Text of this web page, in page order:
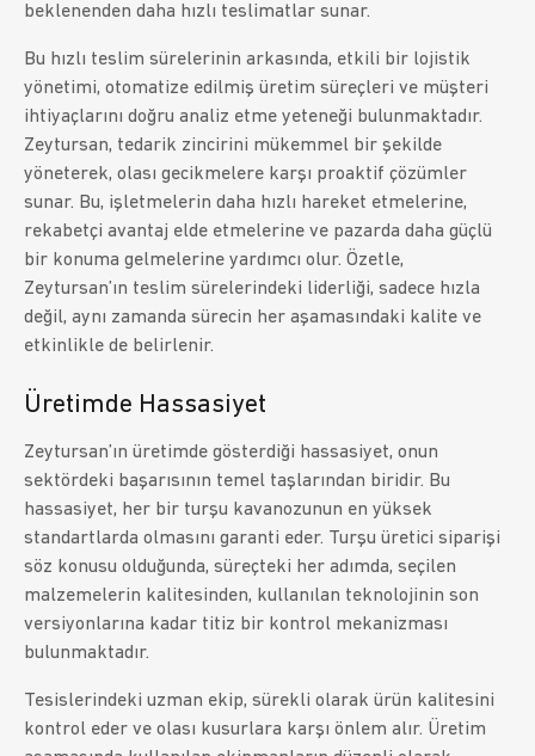
beklenenden daha hızlı teslimatlar sunar.
Bu hızlı teslim sürelerinin arkasında, etkili bir lojistik
yönetimi, otomatize edilmiş üretim süreçleri ve müşteri
ihtiyaçlarını doğru analiz etme yeteneği bulunmaktadır.
Zeytursan, tedarik zincirini mükemmel bir şekilde
yöneterek, olası gecikmelere karşı proaktif çözümler
sunar. Bu, işletmelerin daha hızlı hareket etmelerine,
rekabetçi avantaj elde etmelerine ve pazarda daha güçlü
bir konuma gelmelerine yardımcı olur. Özetle,
Zeytursan’ın teslim sürelerindeki liderliği, sadece hızla
değil, aynı zamanda sürecin her aşamasındaki kalite ve
etkinlikle de belirlenir.
Üretimde Hassasiyet
Zeytursan’ın üretimde gösterdiği hassasiyet, onun
sektördeki başarısının temel taşlarından biridir. Bu
hassasiyet, her bir turşu kavanozunun en yüksek
standartlarda olmasını garanti eder. Turşu üretici siparişi
söz konusu olduğunda, süreçteki her adımda, seçilen
malzemelerin kalitesinden, kullanılan teknolojinin son
versiyonlarına kadar titiz bir kontrol mekanizması
bulunmaktadır.
Tesislerindeki uzman ekip, sürekli olarak ürün kalitesini
kontrol eder ve olası kusurlara karşı önlem alır. Üretim